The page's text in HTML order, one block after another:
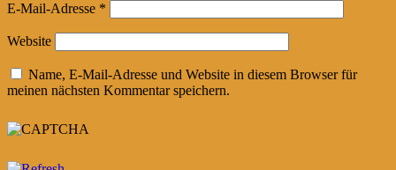
E-Mail-Adresse *
Website
Name, E-Mail-Adresse und Website in diesem Browser für
meinen nächsten Kommentar speichern.